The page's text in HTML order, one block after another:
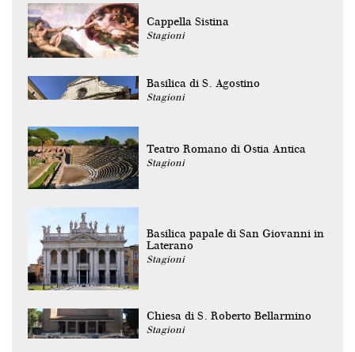
Cappella Sistina
Stagioni
Basilica di S. Agostino
Stagioni
Teatro Romano di Ostia Antica
Stagioni
Basilica papale di San Giovanni in
Laterano
Stagioni
Chiesa di S. Roberto Bellarmino
Stagioni